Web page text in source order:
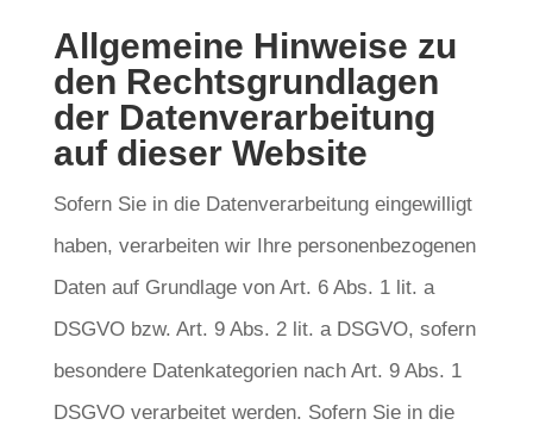
Allgemeine Hinweise zu
den Rechtsgrundlagen
der Datenverarbeitung
auf dieser Website
Sofern Sie in die Datenverarbeitung eingewilligt
haben, verarbeiten wir Ihre personenbezogenen
Daten auf Grundlage von Art. 6 Abs. 1 lit. a
DSGVO bzw. Art. 9 Abs. 2 lit. a DSGVO, sofern
besondere Datenkategorien nach Art. 9 Abs. 1
DSGVO verarbeitet werden. Sofern Sie in die